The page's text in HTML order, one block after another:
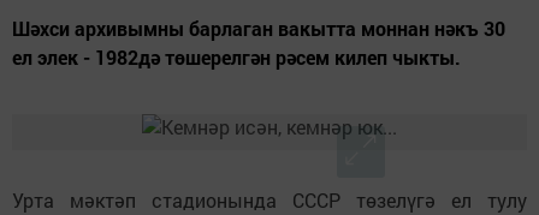
Шәхси архивымны барлаган вакытта моннан нәкъ 30
ел элек - 1982дә төшерелгән рәсем килеп чыкты.
Урта мәктәп стадионында СССР төзелүгә ел тулу